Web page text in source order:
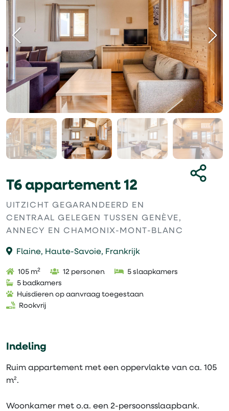
T6 appartement 12
UITZICHT GEGARANDEERD EN
CENTRAAL GELEGEN TUSSEN GENÈVE,
ANNECY EN CHAMONIX-MONT-BLANC
Flaine, Haute-Savoie, Frankrijk
105 m2 12 personen
5 slaapkamers
5 badkamers
Huisdieren op aanvraag toegestaan
Rookvrij
Indeling
Ruim appartement met een oppervlakte van ca. 105
m².
Woonkamer met o.a. een 2-persoonsslaapbank.